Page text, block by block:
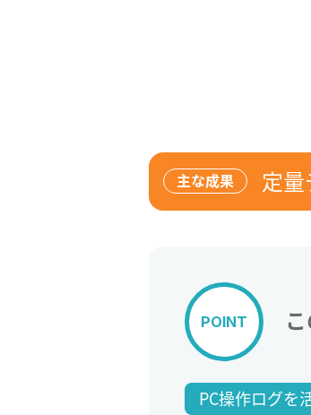
主な成果 定
POINT
PC操作ログを